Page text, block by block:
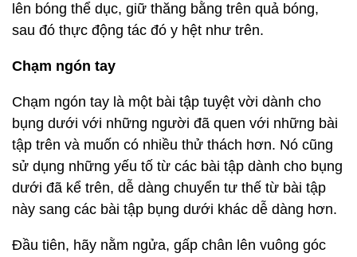
lên bóng thể dục, giữ thăng bằng trên quả bóng,
sau đó thực động tác đó y hệt như trên.
Chạm ngón tay
Chạm ngón tay là một bài tập tuyệt vời dành cho
bụng dưới với những người đã quen với những bài
tập trên và muốn có nhiều thử thách hơn. Nó cũng
sử dụng những yếu tố từ các bài tập dành cho bụng
dưới đã kể trên, dễ dàng chuyển tư thế từ bài tập
này sang các bài tập bụng dưới khác dễ dàng hơn.
Đầu tiên, hãy nằm ngửa, gấp chân lên vuông góc